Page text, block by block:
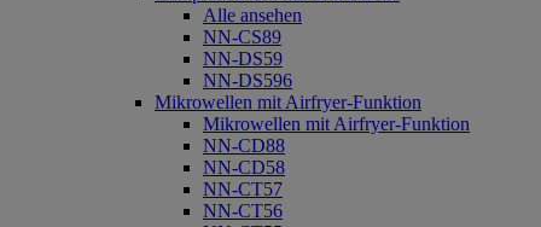
Alle ansehen
NN-CS89
NN-DS59
NN-DS596
Mikrowellen mit Airfryer-Funktion
Mikrowellen mit Airfryer-Funktion
NN-CD88
NN-CD58
NN-CT57
NN-CT56